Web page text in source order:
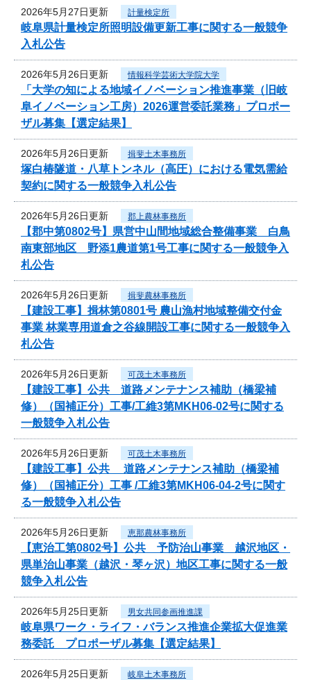
2026年5月27日更新 計量検定所
岐阜県計量検定所照明設備更新工事に関する一般競争
入札公告
2026年5月26日更新 情報科学芸術大学院大学
「大学の知による地域イノベーション推進事業（旧岐
阜イノベーション工房）2026運営委託業務」プロポー
ザル募集【選定結果】
2026年5月26日更新 揖斐土木事務所
塚白椿隧道・八草トンネル（高圧）における電気需給
契約に関する一般競争入札公告
2026年5月26日更新 郡上農林事務所
【郡中第0802号】県営中山間地域総合整備事業 白鳥
南東部地区 野添1農道第1号工事に関する一般競争入
札公告
2026年5月26日更新 揖斐農林事務所
【建設工事】揖林第0801号 農山漁村地域整備交付金
事業 林業専用道倉之谷線開設工事に関する一般競争入
札公告
2026年5月26日更新 可茂土木事務所
【建設工事】公共 道路メンテナンス補助（橋梁補
修）（国補正分）工事/工維3第MKH06-02号に関する
一般競争入札公告
2026年5月26日更新 可茂土木事務所
【建設工事】公共 道路メンテナンス補助（橋梁補
修）（国補正分）工事 /工維3第MKH06-04-2号に関す
る一般競争入札公告
2026年5月26日更新 恵那農林事務所
【恵治工第0802号】公共 予防治山事業 越沢地区・
県単治山事業（越沢・琴ヶ沢）地区工事に関する一般
競争入札公告
2026年5月25日更新 男女共同参画推進課
岐阜県ワーク・ライフ・バランス推進企業拡大促進業
務委託 プロポーザル募集【選定結果】
2026年5月25日更新 岐阜土木事務所